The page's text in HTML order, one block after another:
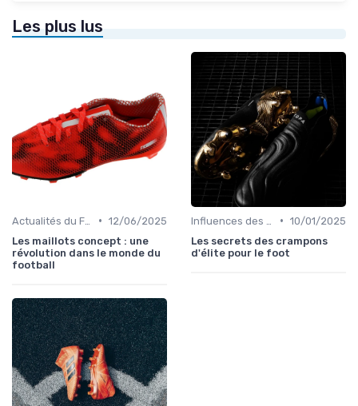
Les plus lus
• 12/06/2025
Les maillots concept : une
révolution dans le monde du
football
• 10/01/2025
Les secrets des crampons
d'élite pour le foot